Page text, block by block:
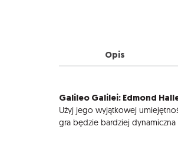
Opis
Opis
Galileo Galilei: Edmond
Użyj jego wyjątkowej
gra będzie bardziej dynamiczna